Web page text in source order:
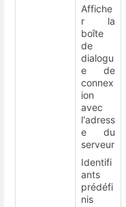
Affiche
r la
boîte
de
dialogu
e de
connex
ion
avec
l'adress
e du
serveur
Identifi
ants
prédéfi
nis